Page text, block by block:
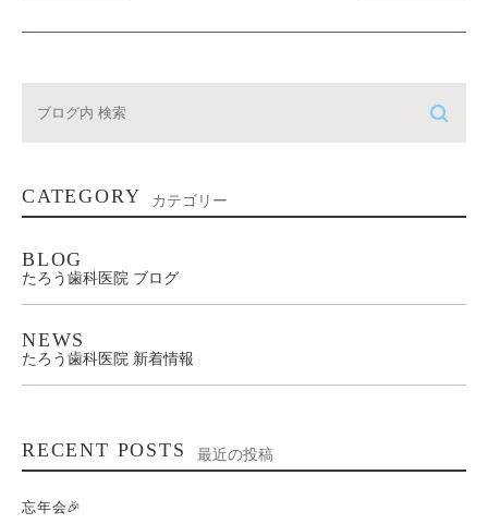
CATEGORY カテゴリー
BLOG
たろう歯科医院 ブログ
NEWS
たろう歯科医院 新着情報
RECENT POSTS 最近の投稿
忘年会🎉